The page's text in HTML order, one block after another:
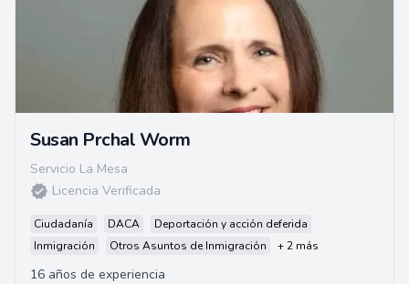
Susan Prchal Worm
Servicio La Mesa
Licencia Verificada
Ciudadanía DACA
Deportación y acción deferida
Inmigración
Otros Asuntos de Inmigración + 2 más
16 años de experiencia